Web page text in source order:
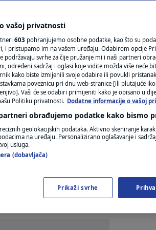
N1(DIS)INFO
FOTO
VIDEO
povlači
mjeseci građani sve teže
Namjeravaju ograničiti broj
vašoj privatnosti
603 pohranjujemo osobne podatke, kao što su
i pristupamo im na vašem uređaju. Odabirom opcije
podržavaju svrhe za čije pružanje mi i naši partneri
određeni sadržaj i oglasi koje vidite možda više neće
kako biste izmijenili svoje odabire ili povukli
poveznicu pri dnu web-stranice [ili plutajuće
Vaši će se odabiri primijeniti kako je opisano u
Politiku privatnosti. Dodatne informacije o vašoj
obrađujemo podatke kako bismo
geolokacijskih podataka. Aktivno skeniranje
na uređaju. Personalizirano oglašavanje i
usluga.
(dobavljača)
Prikaži svrhe